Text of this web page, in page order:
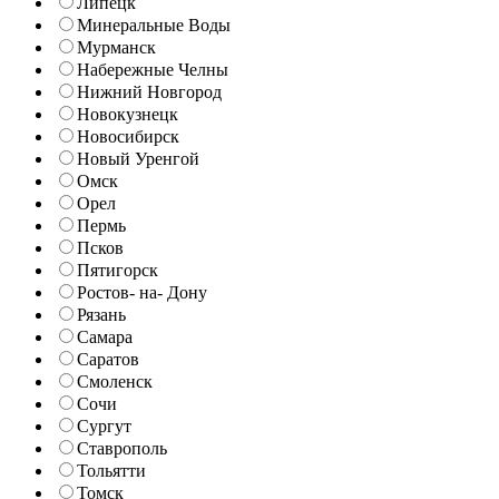
Минеральные Воды
Мурманск
Набережные Челны
Нижний Новгород
Новокузнецк
Новосибирск
Новый Уренгой
Омск
Орел
Пермь
Псков
Пятигорск
Ростов- на- Дону
Рязань
Самара
Саратов
Смоленск
Сочи
Сургут
Ставрополь
Тольятти
Томск